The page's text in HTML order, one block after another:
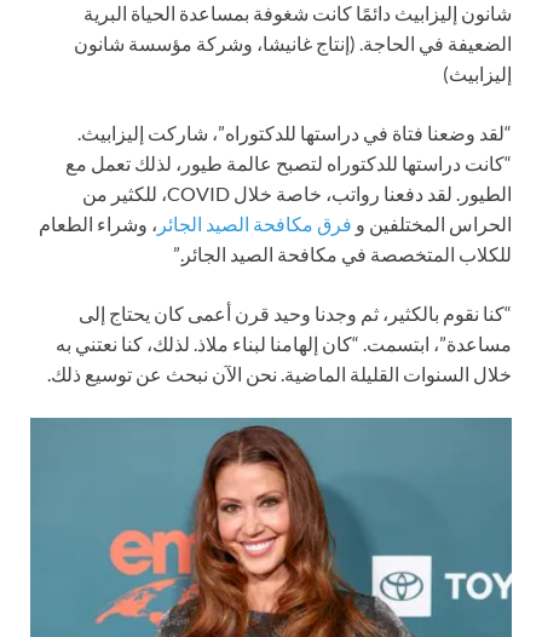
شانون إليزابيث دائمًا كانت شغوفة بمساعدة الحياة البرية
الضعيفة في الحاجة. (إنتاج غانيشا، وشركة مؤسسة شانون
إليزابيث)
“لقد وضعنا فتاة في دراستها للدكتوراه”، شاركت إليزابيث.
“كانت دراستها للدكتوراه لتصبح عالمة طيور، لذلك تعمل مع
الطيور. لقد دفعنا رواتب، خاصة خلال COVID، للكثير من
الحراس المختلفين و فرق مكافحة الصيد الجائر ، وشراء الطعام
للكلاب المتخصصة في مكافحة الصيد الجائر.”
“كنا نقوم بالكثير، ثم وجدنا وحيد قرن أعمى كان يحتاج إلى
مساعدة”، ابتسمت. “كان إلهامنا لبناء ملاذ. لذلك، كنا نعتني به
خلال السنوات القليلة الماضية. نحن الآن نبحث عن توسيع ذلك.